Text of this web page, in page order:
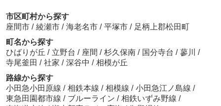
市区町村から探す
座間市 / 綾瀬市 / 海老名市 / 平塚市 / 足柄上郡松田町
町名から探す
ひばりが丘 / 立野台 / 座間 / 杉久保南 / 国分寺台 / 蓼川 /
寺尾釜田 / 社家 / 深谷中 / 相模が丘
路線から探す
小田急小田原線 / 相鉄本線 / 相模線 / 小田急江ノ島線 /
東急田園都市線 / ブルーライン / 相鉄いずみ野線 /